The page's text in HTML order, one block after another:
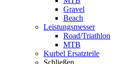
Gravel
Beach
Leistungsmesser
Road/Triathlon
MTB
Kurbel Ersatzteile